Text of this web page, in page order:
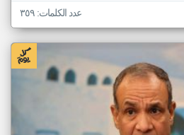
عدد الكلمات: ٣٥٩